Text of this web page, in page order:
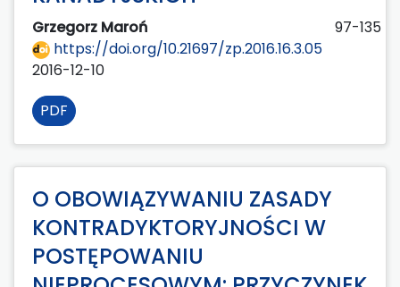
Grzegorz Maroń
97-135
https://doi.org/10.21697/zp.2016.16.3.05
2016-12-10
PDF
O OBOWIĄZYWANIU ZASADY
KONTRADYKTORYJNOŚCI W
POSTĘPOWANIU